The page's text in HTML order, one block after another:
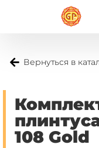
Вернуться в
108 Gold